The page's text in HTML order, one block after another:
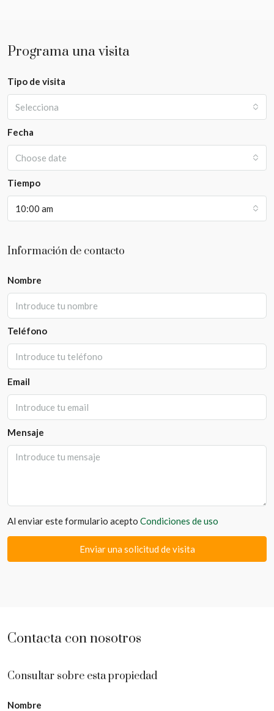
Programa una visita
Tipo de visita
Selecciona
Fecha
Choose date
Tiempo
10:00 am
Información de contacto
Nombre
Teléfono
Email
Mensaje
Al enviar este formulario acepto Condiciones de uso
Enviar una solicitud de visita
Contacta con nosotros
Consultar sobre esta propiedad
Nombre